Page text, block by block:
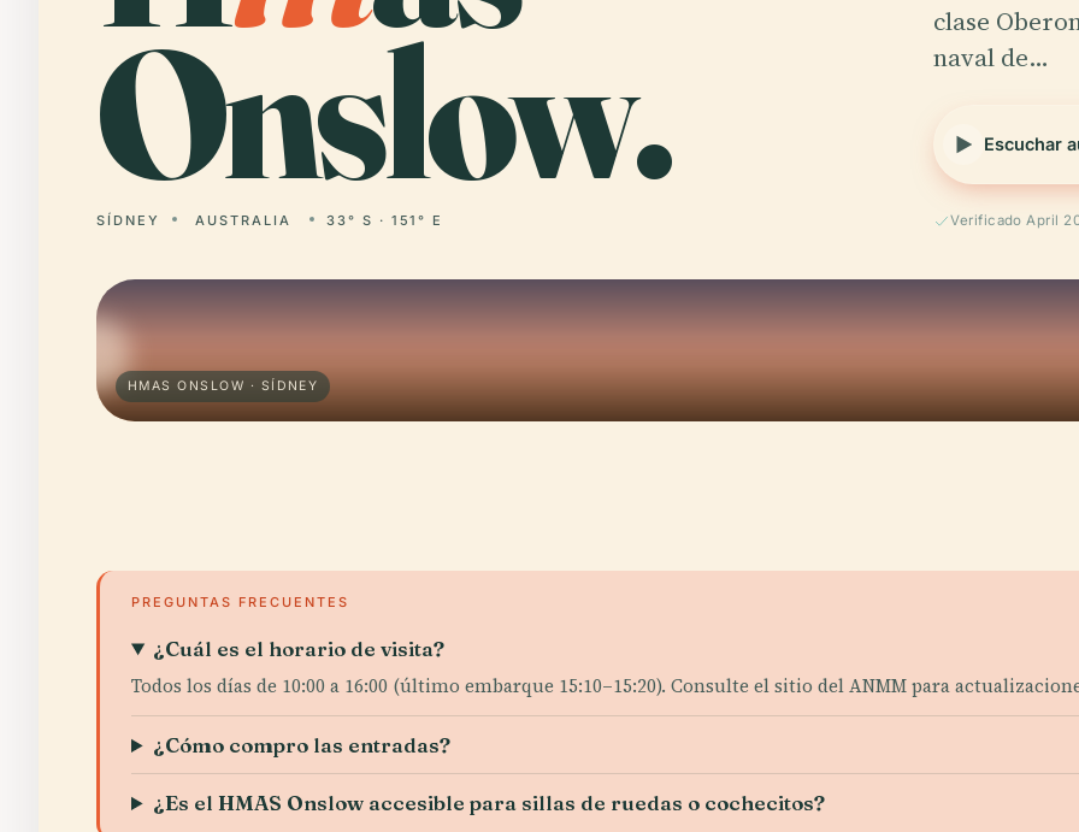
Onslow.
SÍDNEY AUSTRALIA 33° S · 151° E
clase
naval de…
Escuchar
Verificado April
HMAS ONSLOW · SÍDNEY
PREGUNTAS FRECUENTES
¿Cuál es el horario de visita?
Todos los días de 10:00 a 16:00 (último embarque 15:10–15:20). Consulte el sitio del ANMM para
¿Cómo compro las entradas?
¿Es el HMAS Onslow accesible para sillas de ruedas o cochecitos?